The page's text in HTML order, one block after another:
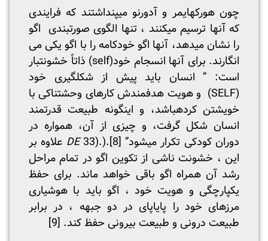
چون هورکهایمر و آدورنو می­پنداشتند که فرایندی
که آنها ترسیم می­کنند ، تنها الگوی صورتبندی اگو
را نشان می­دهد، آنها اگو خودکامه را با اگو یکی می
انگارند. برای آنها انسجام خود(self) ذاتاً خشونت­بار
است: ” انسان باید پیش از شکل­گیری خود
(SELF) و هویت هدفمندش کارهای وحشتناکی با
خویشتن کرده­باشد، و اینگونه طبیعت قدرتمند
انسان شکل گرفت، و چیزی از آن، همواره در
دوران کودکی تکرار می­شود”
DE33).).[8]
علاوه بر
این ، خشونت ناشی از تکوین اگو در تمام مراحل
رشد آن همراه اگو باقی خواهد ماند. برای حفظ
یکپارچگی و هویت خود ، اگو باید با هوشیاری
مرزهای خود را پایاپای در دو جبهه ، در برابر
طبیعت درونی و طبیعت بیرونی حفظ کند. [9]